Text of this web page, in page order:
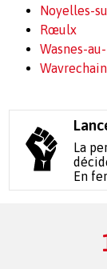
Noyelles-
Rœulx
Wasnes-
La
En